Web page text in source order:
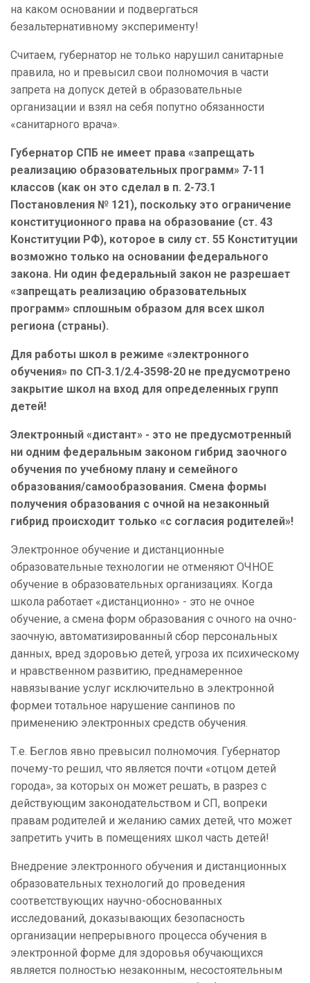
на каком основании и подвергаться
безальтернативному эксперименту!
Считаем, губернатор не только нарушил санитарные
правила, но и превысил свои полномочия в части
запрета на допуск детей в образовательные
организации и взял на себя попутно обязанности
«санитарного врача».
Губернатор СПБ не имеет права «запрещать
реализацию образовательных программ» 7-11
классов (как он это сделал в п. 2-73.1
Постановления № 121), поскольку это ограничение
конституционного права на образование (ст. 43
Конституции РФ), которое в силу ст. 55 Конституции
возможно только на основании федерального
закона. Ни один федеральный закон не разрешает
«запрещать реализацию образовательных
программ» сплошным образом для всех школ
региона (страны).
Для работы школ в режиме «электронного
обучения» по СП-3.1/2.4-3598-20 не предусмотрено
закрытие школ на вход для определенных групп
детей!
Электронный «дистант» - это не предусмотренный
ни одним федеральным законом гибрид заочного
обучения по учебному плану и семейного
образования/самообразования. Смена формы
получения образования с очной на незаконный
гибрид происходит только «с согласия родителей»!
Электронное обучение и дистанционные
образовательные технологии не отменяют ОЧНОЕ
обучение в образовательных организациях. Когда
школа работает «дистанционно» - это не очное
обучение, а смена форм образования с очного на очно-
заочную, автоматизированный сбор персональных
данных, вред здоровью детей, угроза их психическому
и нравственном развитию, преднамеренное
навязывание услуг исключительно в электронной
формеи тотальное нарушение санпинов по
применению электронных средств обучения.
Т.е. Беглов явно превысил полномочия. Губернатор
почему-то решил, что является почти «отцом детей
города», за которых он может решать, в разрез с
действующим законодательством и СП, вопреки
правам родителей и желанию самих детей, что может
запретить учить в помещениях школ часть детей!
Внедрение электронного обучения и дистанционных
образовательных технологий до проведения
соответствующих научно-обоснованных
исследований, доказывающих безопасность
организации непрерывного процесса обучения в
электронной форме для здоровья обучающихся
является полностью незаконным, несостоятельным